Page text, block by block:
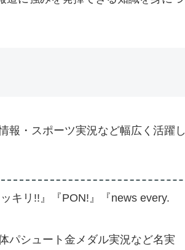
報・スポーツ実況など幅広く活躍し
キリ!!』『PON!』『news every.
パシュート金メダル実況など名実